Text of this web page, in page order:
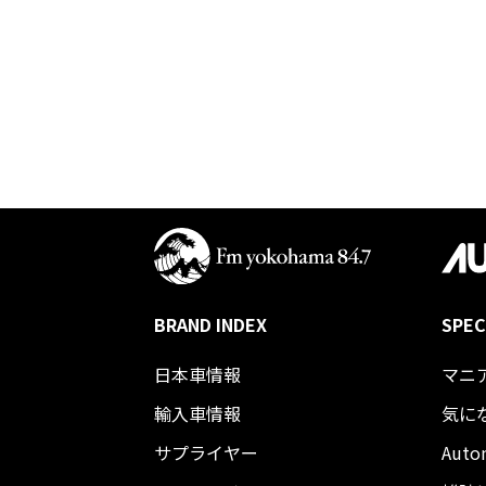
BRAND INDEX
日本車情報​
輸入車情報
サプライヤー
マニ
気に